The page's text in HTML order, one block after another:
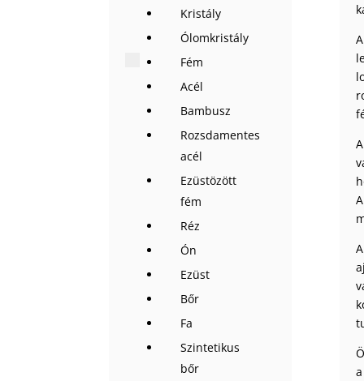
Kristály
Ólomkristály
Fém
Acél
Bambusz
Rozsdamentes
acél
Ezüstözött
fém
Réz
Ón
Ezüst
Bőr
Fa
Szintetikus
bőr